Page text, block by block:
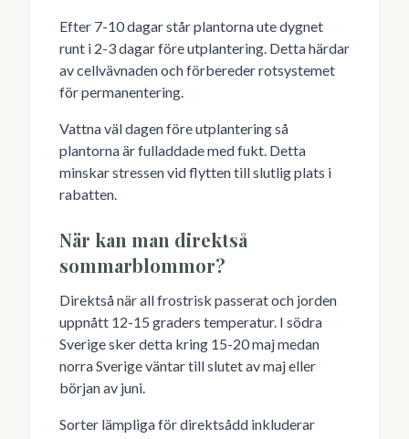
Efter 7-10 dagar står plantorna ute dygnet
runt i 2-3 dagar före utplantering. Detta härdar
av cellvävnaden och förbereder rotsystemet
för permanentering.
Vattna väl dagen före utplantering så
plantorna är fulladdade med fukt. Detta
minskar stressen vid flytten till slutlig plats i
rabatten.
När kan man direktså
sommarblommor?
Direktså när all frostrisk passerat och jorden
uppnått 12-15 graders temperatur. I södra
Sverige sker detta kring 15-20 maj medan
norra Sverige väntar till slutet av maj eller
början av juni.
Sorter lämpliga för direktsådd inkluderar